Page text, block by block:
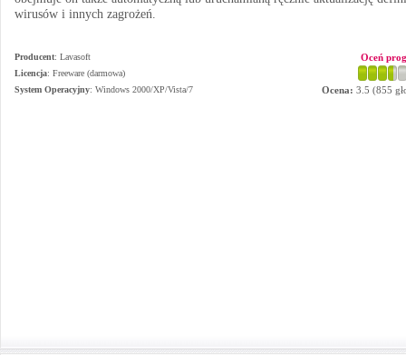
wirusów i innych zagrożeń.
Producent: Lavasoft
Licencja: Freeware (darmowa)
System Operacyjny: Windows 2000/XP/Vista/7
Oceń
Ocena: 3.5 (855